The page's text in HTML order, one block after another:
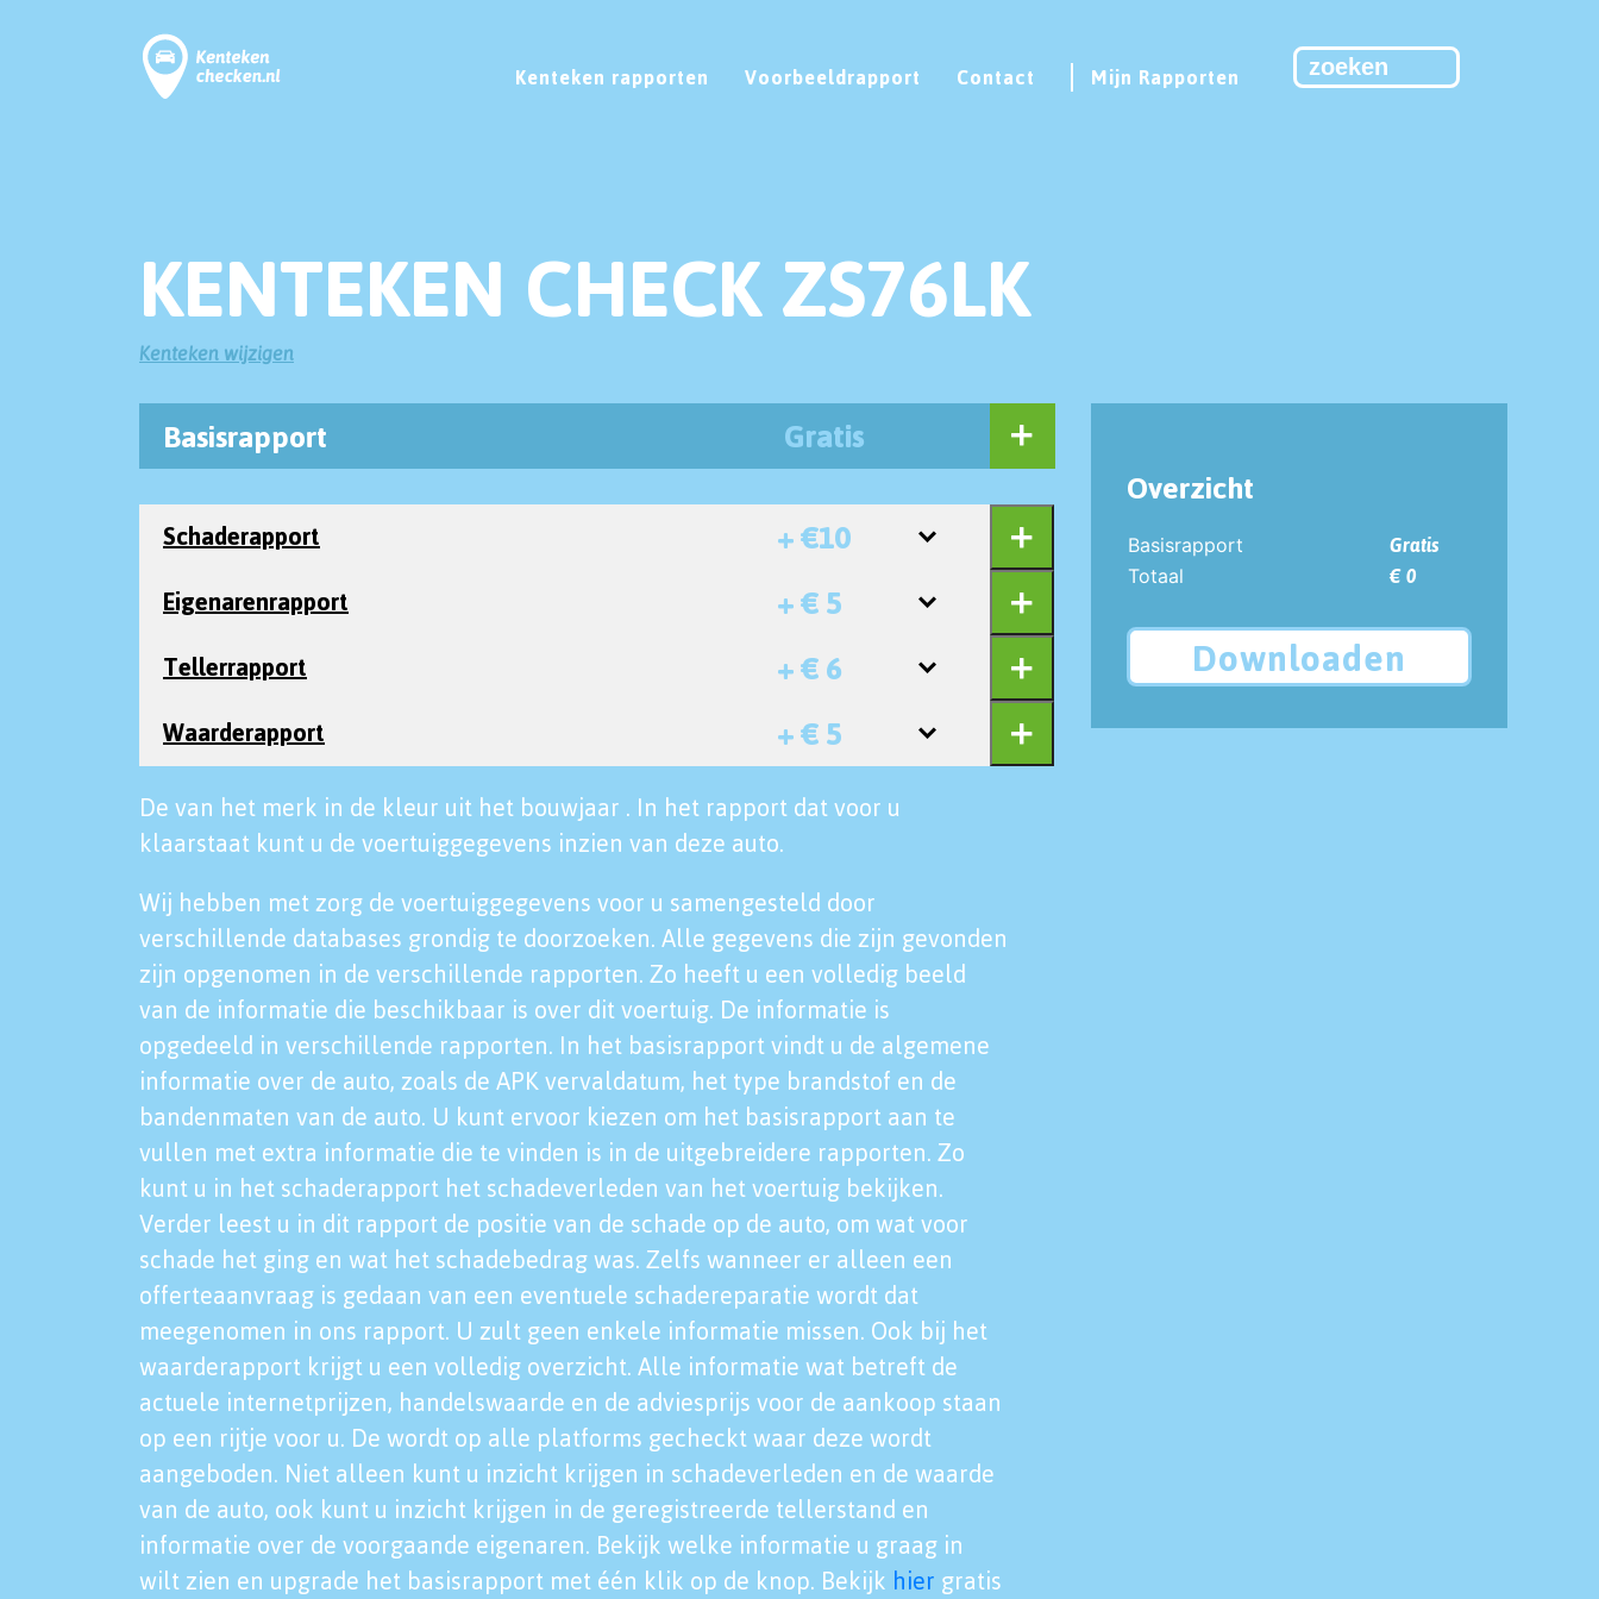
Kenteken rapporten Voorbeeldrapport Contact Mijn Rapporten
KENTEKEN CHECK ZS76LK
Kenteken wijzigen
Basisrapport Gratis
Schaderapport + €10
Eigenarenrapport + € 5
Tellerrapport + € 6
Waarderapport + € 5
De van het merk in de kleur uit het bouwjaar . In het rapport dat voor u
klaarstaat kunt u de voertuiggegevens inzien van deze auto.
Wij hebben met zorg de voertuiggegevens voor u samengesteld door
verschillende databases grondig te doorzoeken. Alle gegevens die zijn gevonden
zijn opgenomen in de verschillende rapporten. Zo heeft u een volledig beeld
van de informatie die beschikbaar is over dit voertuig. De informatie is
opgedeeld in verschillende rapporten. In het basisrapport vindt u de algemene
informatie over de auto, zoals de APK vervaldatum, het type brandstof en de
bandenmaten van de auto. U kunt ervoor kiezen om het basisrapport aan te
vullen met extra informatie die te vinden is in de uitgebreidere rapporten. Zo
kunt u in het schaderapport het schadeverleden van het voertuig bekijken.
Verder leest u in dit rapport de positie van de schade op de auto, om wat voor
schade het ging en wat het schadebedrag was. Zelfs wanneer er alleen een
offerteaanvraag is gedaan van een eventuele schadereparatie wordt dat
meegenomen in ons rapport. U zult geen enkele informatie missen. Ook bij het
waarderapport krijgt u een volledig overzicht. Alle informatie wat betreft de
actuele internetprijzen, handelswaarde en de adviesprijs voor de aankoop staan
op een rijtje voor u. De wordt op alle platforms gecheckt waar deze wordt
aangeboden. Niet alleen kunt u inzicht krijgen in schadeverleden en de waarde
van de auto, ook kunt u inzicht krijgen in de geregistreerde tellerstand en
informatie over de voorgaande eigenaren. Bekijk welke informatie u graag in
wilt zien en upgrade het basisrapport met één klik op de knop. Bekijk hier gratis
Overzicht
Basisrapport
Gratis
Totaal
€ 0
Downloaden